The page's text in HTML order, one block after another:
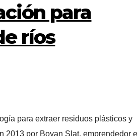
para
ríos
para extraer residuos plásticos y
2013 por Boyan Slat, emprendedor e